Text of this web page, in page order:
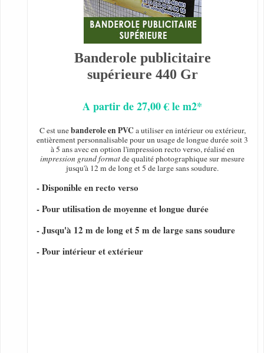
Banderole publicitaire
supérieure 440 Gr
A partir de 27,00 € le m2*
C est unebanderole en PVC a utiliser en intérieur ou extérieur,
entièrement personnalisable pour un usage de longue durée soit 3
à 5 ans avec en option l'impression recto verso, réalisé en
impression grand formatde qualité photographique sur mesure
jusqu'à 12 m de long et 5 de large sans soudure.
- Disponible en recto verso
- Pour utilisation de moyenne et longue durée
- Jusqu'à 12 m de long et 5 m de large sans soudure
- Pour intérieur et extérieur